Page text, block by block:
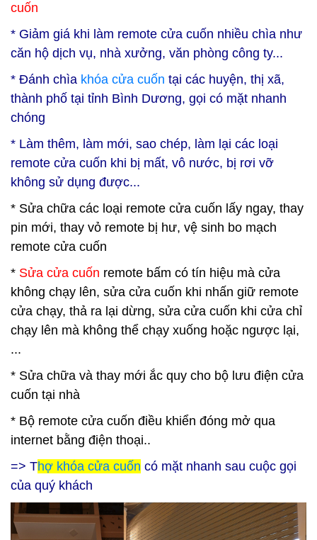
cuốn
* Giảm giá khi làm remote cửa cuốn nhiều chìa như
căn hộ dịch vụ, nhà xưởng, văn phòng công ty...
* Đánh chìa khóa cửa cuốn tại các huyện, thị xã,
thành phố tại tỉnh Bình Dương, gọi có mặt nhanh
chóng
* Làm thêm, làm mới, sao chép, làm lại các loại
remote cửa cuốn khi bị mất, vô nước, bị rơi vỡ
không sử dụng được...
* Sửa chữa các loại remote cửa cuốn lấy ngay, thay
pin mới, thay vỏ remote bị hư, vệ sinh bo mạch
remote cửa cuốn
* Sửa cửa cuốn remote bấm có tín hiệu mà cửa
không chạy lên, sửa cửa cuốn khi nhấn giữ remote
cửa chạy, thả ra lại dừng, sửa cửa cuốn khi cửa chỉ
chạy lên mà không thể chạy xuống hoặc ngược lại,
...
* Sửa chữa và thay mới ắc quy cho bộ lưu điện cửa
cuốn tại nhà
* Bộ remote cửa cuốn điều khiển đóng mở qua
internet bằng điện thoại..
=> Thợ khóa cửa cuốn có mặt nhanh sau cuộc gọi
của quý khách